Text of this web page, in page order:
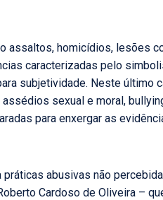
assaltos, homicídios, lesões
caracterizadas pelo
subjetividade. Neste último
sexual e moral,
para enxergar as
abusivas não
Cardoso de Oliveira –